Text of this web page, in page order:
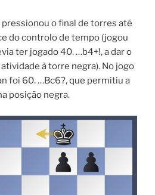
pressionou o final de torres até
do controlo de tempo (jogou
ter jogado 40. …b4+!, a dar o
à torre negra). No jogo
foi 60. …Bc6?, que permitiu a
posição negra.